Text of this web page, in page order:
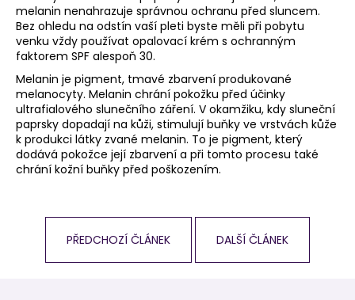
melanin nenahrazuje správnou ochranu před sluncem.
Bez ohledu na odstín vaší pleti byste měli při pobytu
venku vždy používat opalovací krém s ochranným
faktorem SPF alespoň 30.
Melanin je pigment, tmavé zbarvení produkované
melanocyty. Melanin chrání pokožku před účinky
ultrafialového slunečního záření. V okamžiku, kdy sluneční
paprsky dopadají na kůži, stimulují buňky ve vrstvách kůže
k produkci látky zvané melanin. To je pigment, který
dodává pokožce její zbarvení a při tomto procesu také
chrání kožní buňky před poškozením.
PŘEDCHOZÍ ČLÁNEK DALŠÍ ČLÁNEK